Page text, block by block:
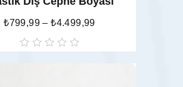
₺799,99 –₺4.499,99